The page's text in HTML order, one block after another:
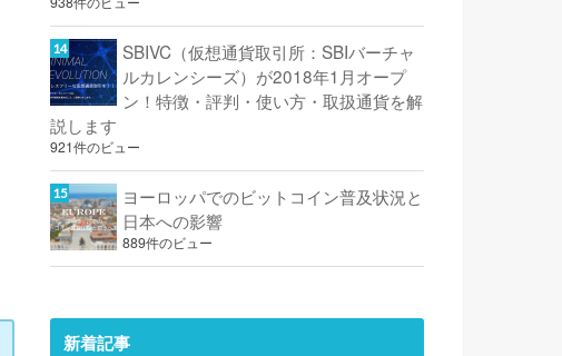
SBIVC（仮想通貨取引所：SBIバーチャ
ルカレンシーズ）が2018年1月オープ
ン！特徴・評判・使い方・取扱通貨を解
説します
921件のビュー
ヨーロッパでのビットコイン普及状況と
日本への影響
889件のビュー
新着記事